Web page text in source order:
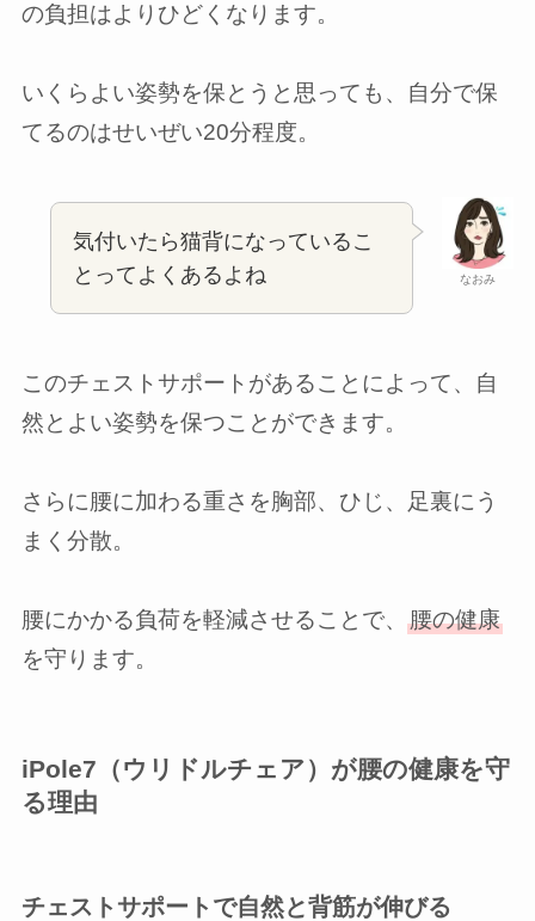
の負担はよりひどくなります。
いくらよい姿勢を保とうと思っても、自分で保
てるのはせいぜい20分程度。
なおみ
気付いたら猫背になっているこ
とってよくあるよね
このチェストサポートがあることによって、自
然とよい姿勢を保つことができます。
さらに腰に加わる重さを胸部、ひじ、足裏にう
まく分散。
腰にかかる負荷を軽減させることで、 腰の健康
を守ります。
iPole7（ウリドルチェア）が腰の健康を守
る理由
チェストサポートで自然と背筋が伸びる